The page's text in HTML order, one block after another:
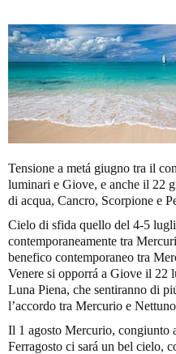
Tensione a metá giugno tra il
luminari e Giove, e anche il 22
di acqua, Cancro, Scorpione e
Cielo di sfida quello del 4-5
contemporaneamente tra
benefico contemporaneo tra
Venere si opporrá a Giove il 22
Luna Piena, che sentiranno di
l’accordo tra Mercurio e
Il 1 agosto Mercurio, congiunto
Ferragosto ci sará un bel cielo,